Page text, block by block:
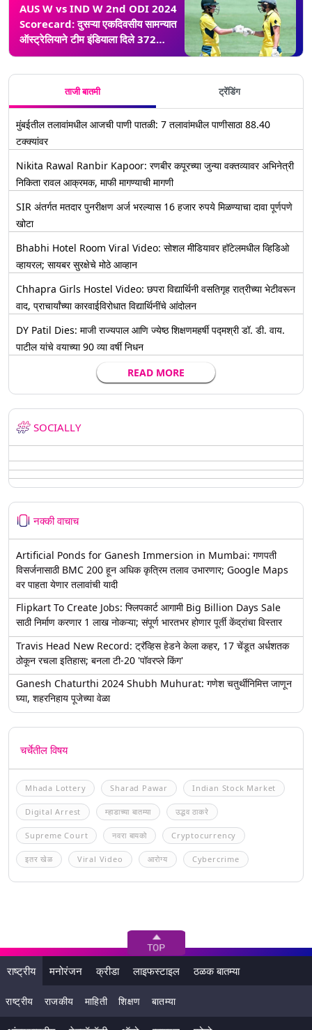
AUS W vs IND W 2nd ODI 2024
Scorecard: दुसऱ्या एकदिवसीय सामन्यात
ऑस्ट्रेलियाने टीम इंडियाला दिले 372
धावांचे, जॉर्जिया वोल आणि एलिस पेरी यांनी
ताजी बातमी ट्रेंडिंग
मुंबईतील तलावांमधील आजची पाणी पातळी: 7 तलावांमधील पाणीसाठा 88.40
टक्क्यांवर
Nikita Rawal Ranbir Kapoor: रणबीर कपूरच्या जुन्या वक्तव्यावर अभिनेत्री
निकिता रावल आक्रमक, माफी मागण्याची मागणी
SIR अंतर्गत मतदार पुनरीक्षण अर्ज भरल्यास 16 हजार रुपये मिळण्याचा दावा पूर्णपणे
खोटा
Bhabhi Hotel Room Viral Video: सोशल मीडियावर हॉटेलमधील व्हिडिओ
व्हायरल; सायबर सुरक्षेचे मोठे आव्हान
Chhapra Girls Hostel Video: छपरा विद्यार्थिनी वसतिगृह रात्रीच्या भेटीवरून
वाद, प्राचार्यांच्या कारवाईविरोधात विद्यार्थिनींचे आंदोलन
DY Patil Dies: माजी राज्यपाल आणि ज्येष्ठ शिक्षणमहर्षी पद्मश्री डॉ. डी. वाय.
पाटील यांचे वयाच्या 90 व्या वर्षी निधन
READ MORE
SOCIALLY
नक्की वाचाच
Artificial Ponds for Ganesh Immersion in Mumbai: गणपती
विसर्जनासाठी BMC 200 हून अधिक कृत्रिम तलाव उभारणार; Google Maps
वर पाहता येणार तलावांची यादी
Flipkart To Create Jobs: फ्लिपकार्ट आगामी Big Billion Days Sale
साठी निर्माण करणार 1 लाख नोकऱ्या; संपूर्ण भारतभर होणार पूर्ती केंद्रांचा विस्तार
Travis Head New Record: ट्रॅव्हिस हेडने केला कहर, 17 चेंडूत अर्धशतक
ठोकून रचला इतिहास; बनला टी-20 'पॉवरप्ले किंग'
Ganesh Chaturthi 2024 Shubh Muhurat: गणेश चतुर्थीनिमित्त जाणून
घ्या, शहरनिहाय पूजेच्या वेळा
चर्चेतील विषय
Mhada Lottery Sharad Pawar Indian Stock Market
Digital Arrest म्हाडाच्या बातम्या उद्धव ठाकरे
Supreme Court नवरा बायको Cryptocurrency
इतर खेळ Viral Video आरोग्य Cybercrime
राष्ट्रीय मनोरंजन क्रीडा लाइफस्टाइल ठळक बातम्या
राष्ट्रीय राजकीय माहिती शिक्षण बातम्या